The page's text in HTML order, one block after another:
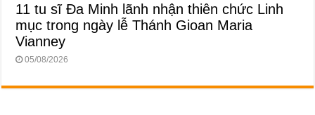
11 tu sĩ Đa Minh lãnh nhận thiên chức Linh
mục trong ngày lễ Thánh Gioan Maria
Vianney
05/08/2026